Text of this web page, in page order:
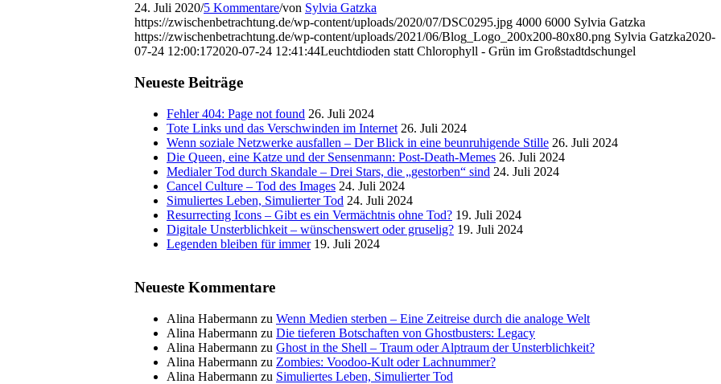
24. Juli 2020/5 Kommentare/von Sylvia Gatzka
https://zwischenbetrachtung.de/wp-content/uploads/2020/07/DSC0295.jpg 4000 6000 Sylvia Gatzka
https://zwischenbetrachtung.de/wp-content/uploads/2021/06/Blog_Logo_200x200-80x80.png Sylvia Gatzka2020-
07-24 12:00:172020-07-24 12:41:44Leuchtdioden statt Chlorophyll - Grün im Großstadtdschungel
Neueste Beiträge
Fehler 404: Page not found 26. Juli 2024
Tote Links und das Verschwinden im Internet 26. Juli 2024
Wenn soziale Netzwerke ausfallen – Der Blick in eine beunruhigende Stille 26. Juli 2024
Die Queen, eine Katze und der Sensenmann: Post-Death-Memes 26. Juli 2024
Medialer Tod durch Skandale – Drei Stars, die „gestorben“ sind 24. Juli 2024
Cancel Culture – Tod des Images 24. Juli 2024
Simuliertes Leben, Simulierter Tod 24. Juli 2024
Resurrecting Icons – Gibt es ein Vermächtnis ohne Tod? 19. Juli 2024
Digitale Unsterblichkeit – wünschenswert oder gruselig? 19. Juli 2024
Legenden bleiben für immer 19. Juli 2024
Neueste Kommentare
Alina Habermann zu Wenn Medien sterben – Eine Zeitreise durch die analoge Welt
Alina Habermann zu Die tieferen Botschaften von Ghostbusters: Legacy
Alina Habermann zu Ghost in the Shell – Traum oder Alptraum der Unsterblichkeit?
Alina Habermann zu Zombies: Voodoo-Kult oder Lachnummer?
Alina Habermann zu Simuliertes Leben, Simulierter Tod